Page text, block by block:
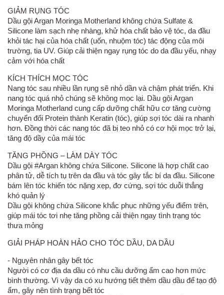
GIẢM RỤNG TÓC
Dầu gội Argan Moringa Motherland không chứa Sulfate &
Silicone làm sạch nhẹ nhàng, khử hóa chất bảo vệ tóc, da đầu
khỏi tác hại của hóa chất (uốn, nhuộm tóc) tác động của môi
trường, tia UV. Giúp cải thiện ngay rụng tóc do da đầu yếu, nhạy
cảm với hóa chất
KÍCH THÍCH MỌC TÓC
Nang tóc sau nhiều lần rụng sẽ nhỏ dần và chậm phát triển. Khi
nang tóc quá nhỏ chúng sẽ không mọc lại. Dầu gội Argan
Moringa Motherland cung cấp dưỡng chất hữu cơ tăng cường
chuyển đổi Protein thành Keratin (tóc), giúp sợi tóc dài ra nhanh
hơn. Đồng thời các nang tóc đã bị teo nhỏ có cơ hội mọc trở lại,
tăng độ dầy của mái tóc
TĂNG PHỒNG – LÀM DÀY TÓC
Dầu gội #Argan không chứa Silicone. Silicone là hợp chất cao
phân tử, dễ tích tụ trên da đầu và tóc gây tắc bí da đầu. Silicone
bám lên tóc khiến tóc nặng xẹp, đơ cứng, sợi tóc duỗi thẳng
khó quản lý
Dầu gội không chứa Silicone khắc phục những yếu điểm trên,
giúp mái tóc tơi nhẹ tăng phồng cải thiện ngay tình trạng tóc
thưa mỏng
GIẢI PHÁP HOÀN HẢO CHO TÓC DẦU, DA DẦU
- Nguyên nhân gây bết tóc
Người có cơ địa da dầu có nhu cầu dưỡng ẩm cao hơn mức
bình thường. Vì vậy da có xu hướng tiết thêm dầu dầu để tạo độ
ẩm, gây nên tình trạng bết tóc